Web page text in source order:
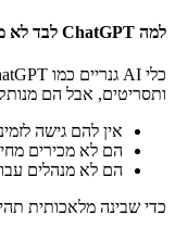
למה ChatGPT לבד לא מספיק?
ותסריטים, אבל הם
אין להם גישה
הם לא מכירים
הם לא מנהלים
כדי שבינה מלאכותית